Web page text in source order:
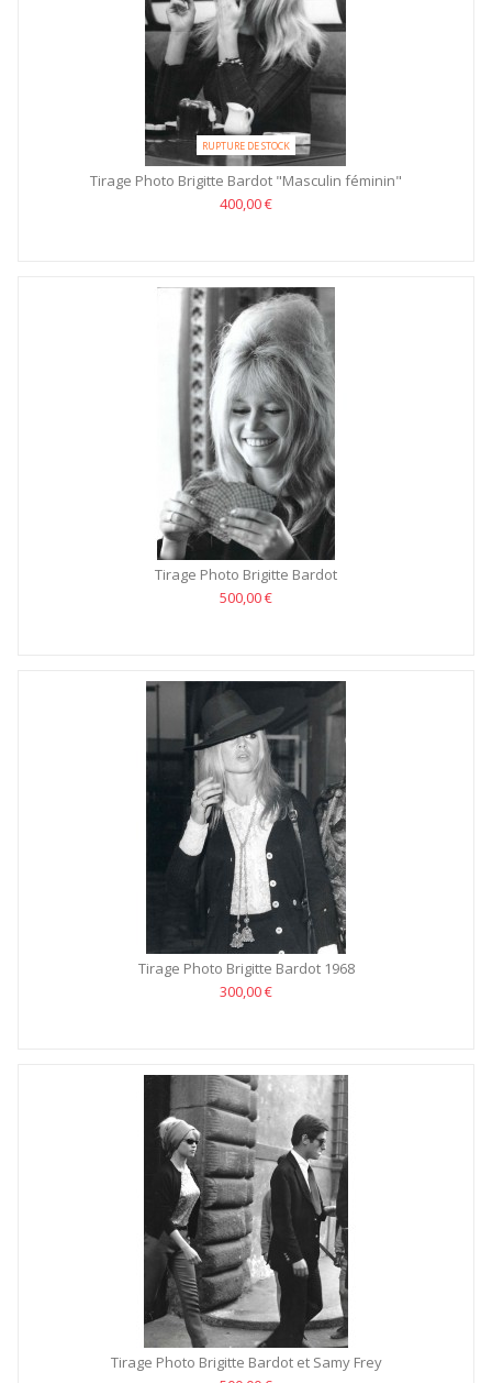
RUPTURE DE STOCK
Tirage Photo Brigitte Bardot "Masculin féminin"
400,00 €
Tirage Photo Brigitte Bardot
500,00 €
Tirage Photo Brigitte Bardot 1968
300,00 €
Tirage Photo Brigitte Bardot et Samy Frey